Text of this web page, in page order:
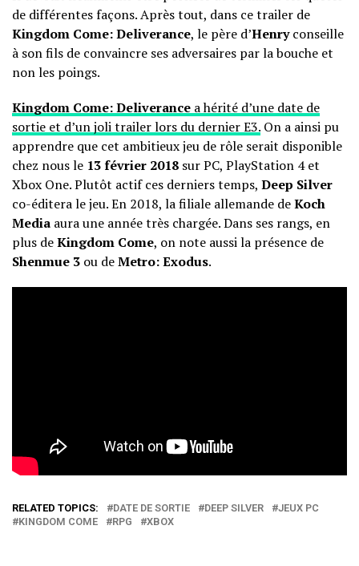
de différentes façons. Après tout, dans ce trailer de
Kingdom Come: Deliverance, le père d’Henryconseille
à son fils de convaincre ses adversaires par la bouche et
non les poings.
Kingdom Come: Deliverance a hérité d’une date de
sortie et d’un joli trailer lors du dernier E3. On a ainsi pu
apprendre que cet ambitieux jeu de rôle serait disponible
chez nous le 13 février 2018 sur PC, PlayStation 4 et
Xbox One. Plutôt actif ces derniers temps, Deep Silver
co-éditera le jeu. En 2018, la filiale allemande deKoch
Media aura une année très chargée. Dans ses rangs, en
plus deKingdom Come, on note aussi la présence de
Shenmue 3 ou deMetro: Exodus.
RELATED TOPICS: DATE DE SORTIE DEEP SILVER
JEUX PC
KINGDOM COME
RPG XBOX